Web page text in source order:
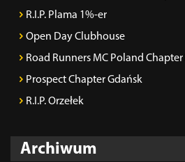
R.I.P. Plama 1%-er
Open Day Clubhouse
Road Runners MC Poland Chapter
Prospect Chapter Gdańsk
R.I.P. Orzełek
Archiwum